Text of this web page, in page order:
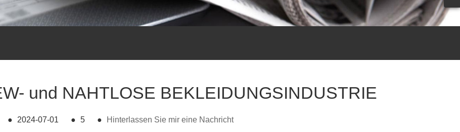
und NAHTLOSE BEKLEIDUNGSINDUSTRIE
● 2024-07-01 ● 5 ● Hinterlassen Sie mir eine Nachricht